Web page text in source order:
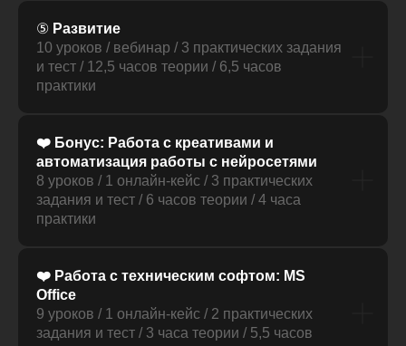
⑤ Развитие
10 уроков / вебинар / 3 практических задания
и тест / 12,5 часов теории / 6,5 часов
практики
❤️ Бонус: Работа с креативами и
автоматизация работы с нейросетями
8 уроков / 1 онлайн-кейс / 3 практических
задания и тест / 6 часов теории / 4 часа
практики
❤️ Работа с техническим софтом: MS
Office
9 уроков / 1 онлайн-кейс / 2 практических
задания и тест / 3 часа теории / 5,5 часов